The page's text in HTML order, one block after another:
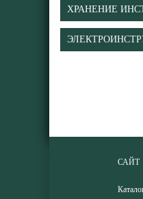
ХРАНЕНИЕ
САЙТ